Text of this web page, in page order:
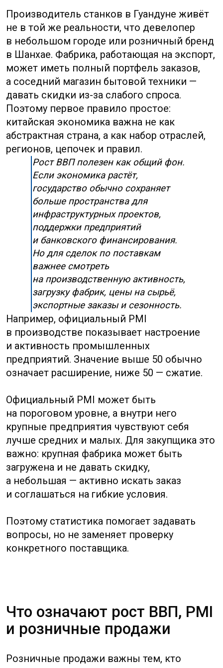
маркетплейсы усиливают скидки,
а локальные дистрибьюторы могут
требовать более мягкие условия. Для
российского экспортёра это значит: один
факт «в Китае большой рынок» ещё
не доказывает, что продукт будет быстро
продаваться.
Промышленная статистика показывает,
насколько активно фабрики производят
товары. Для закупщика из РФ она важна
не напрямую, а как индикатор
переговорной позиции поставщиков. Если
отрасль растёт и загружена заказами,
фабрики меньше склонны к скидкам
и чаще требуют предоплату. Если в отрасли
избыток мощностей, поставщики охотнее
дают гибкие условия, но появляется
другой риск: часть предприятий может
демпинговать, экономить на качестве или
брать заказы, которые не способна
выполнить стабильно.
показывают, куда государство и бизнес
вкладывают деньги: инфраструктура,
заводы, недвижимость, технологии. Для
российских компаний это помогает
понять, где появляются новые мощности
и логистические коридоры. Если регион
активно развивает промышленный парк,
порт или железнодорожный узел, там
могут появиться поставщики, склады,
сервисные компании и более удобные
условия для внешней торговли.
Ещё один важный показатель — цены
производителей и потребительская
инфляция. Низкая инфляция сама по себе
не всегда хорошо. Она может означать
слабый спрос и давление на маржу.
Для покупателя из РФ это иногда
открывает окно для переговоров, но при
слишком сильном ценовом давлении
поставщики могут компенсировать скидку
сроками.
✦Не читайте один показатель отдельно:
нужно сопоставлять.
макроэкономическая цифра.
Для продаж в Китай важнее
платёжеспособный спрос и канал